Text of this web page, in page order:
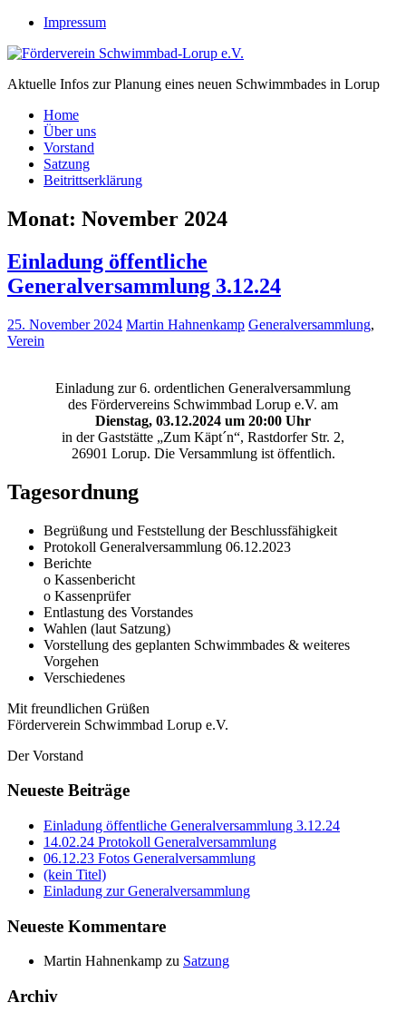
Zum
springen
Impressum
Förderverein Schwimmbad-Lorup e.V.
Aktuelle Infos zur Planung eines neuen Schwimmbades in Lorup
Home
Über uns
Vorstand
Satzung
Beitrittserklärung
Monat: November 2024
Einladung öffentliche
Generalversammlung 3.12.24
25. November 2024 Martin Hahnenkamp Generalversammlung,
Verein
Einladung zur 6. ordentlichen Generalversammlung
des Fördervereins Schwimmbad Lorup e.V. am
Dienstag, 03.12.2024 um 20:00 Uhr
in der Gaststätte „Zum Käpt´n“, Rastdorfer Str. 2,
26901 Lorup. Die Versammlung ist öffentlich.
Tagesordnung
Begrüßung und Feststellung der Beschlussfähigkeit
Protokoll Generalversammlung 06.12.2023
Berichte
o Kassenbericht
o Kassenprüfer
Entlastung des Vorstandes
Wahlen (laut Satzung)
Vorstellung des geplanten Schwimmbades & weiteres
Vorgehen
Verschiedenes
Mit freundlichen Grüßen
Förderverein Schwimmbad Lorup e.V.
Der Vorstand
Neueste Beiträge
Einladung öffentliche Generalversammlung 3.12.24
14.02.24 Protokoll Generalversammlung
06.12.23 Fotos Generalversammlung
(kein Titel)
Einladung zur Generalversammlung
Neueste Kommentare
Martin Hahnenkamp zu Satzung
Archiv